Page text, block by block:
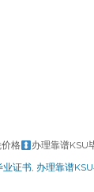
格 办理靠谱KSU
业证书, 办理靠谱